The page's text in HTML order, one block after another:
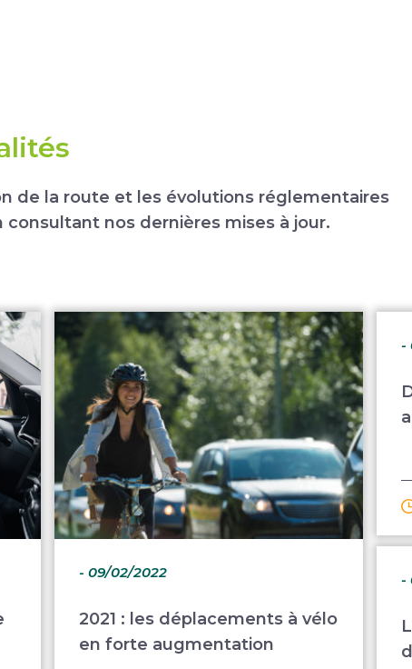
de la route et les évolutions réglementaires
consultant nos dernières mises à jour.
- 09/02/2022
2021 : les déplacements à vélo
en forte augmentation
-
-